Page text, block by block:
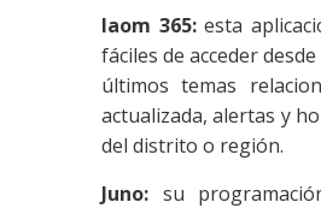
Iaom 365:esta
fáciles de acceder
últimos temas
actualizada, alertas y
del distrito o región.
Juno: su